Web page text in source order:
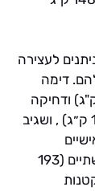
לעצירה
דימה
שיא אישי בהנפה (70 ק"ג) ודחיקה
(90 ק"ג) ובקרב שתיים (160 ק״ג) , ושגיב